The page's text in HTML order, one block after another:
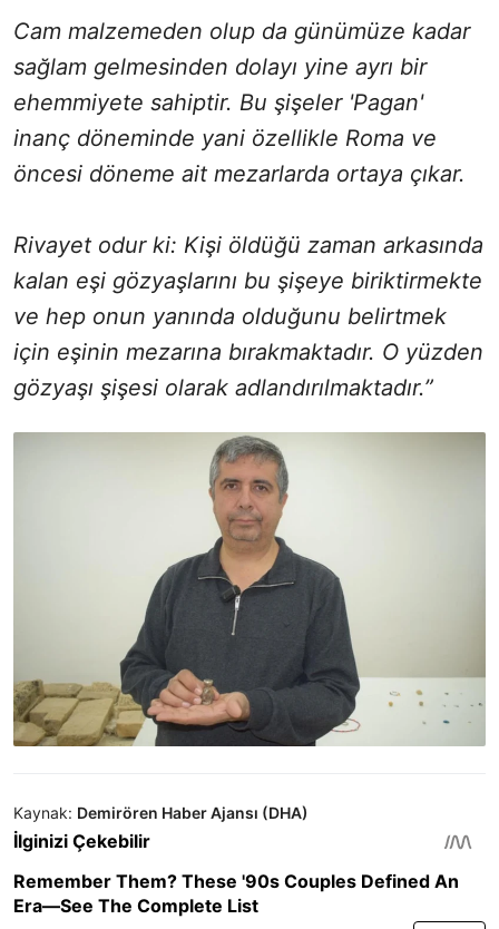
Cam malzemeden olup da günümüze kadar
sağlam gelmesinden dolayı yine ayrı bir
ehemmiyete sahiptir. Bu şişeler 'Pagan'
inanç döneminde yani özellikle Roma ve
öncesi döneme ait mezarlarda ortaya çıkar.
Rivayet odur ki: Kişi öldüğü zaman arkasında
kalan eşi gözyaşlarını bu şişeye biriktirmekte
ve hep onun yanında olduğunu belirtmek
için eşinin mezarına bırakmaktadır. O yüzden
gözyaşı şişesi olarak adlandırılmaktadır.”
Kaynak: Demirören Haber Ajansı (DHA)